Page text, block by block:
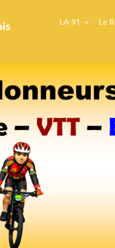
LA 91 Le